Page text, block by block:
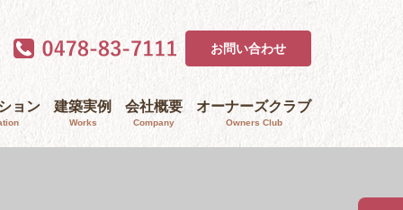
お問い合わせ
ョン 建築実例
Works
会社概要
Company
オーナーズクラブ
Owners Club